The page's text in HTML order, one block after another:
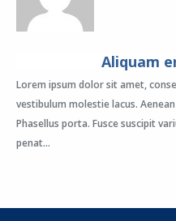
Aliquam
Lorem ipsum dolor sit amet,
vestibulum molestie lacus.
Phasellus porta. Fusce suscipit
penat...